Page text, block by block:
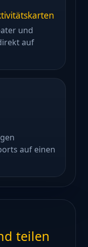
und
auf
auf einen
teilen